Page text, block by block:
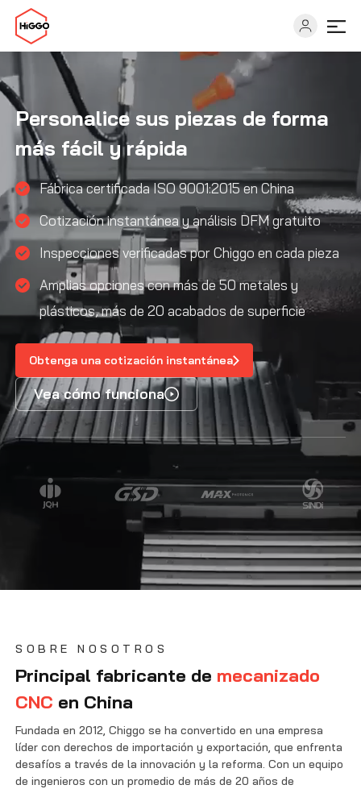
Capacidades
Industrias
Soluciones
Recursos
Acerca de
Contáctenos
Personalice sus piezas de forma
más fácil y rápida
Fábrica certificada ISO 9001:2015 en China
Cotización instantánea y análisis DFM gratuito
Inspecciones verificadas por Chiggo en cada pieza
Amplias opciones con más de 50 metales y
plásticos, más de 20 acabados de superficie
Obtenga una cotización instantánea
Vea cómo funciona
SOBRE NOSOTROS
Principal fabricante de mecanizado
CNC en China
Fundada en 2012, Chiggo se ha convertido en una empresa
líder con derechos de importación y exportación, que enfrenta
desafíos a través de la innovación y la reforma. Con un equipo
de ingenieros con un promedio de más de 20 años de